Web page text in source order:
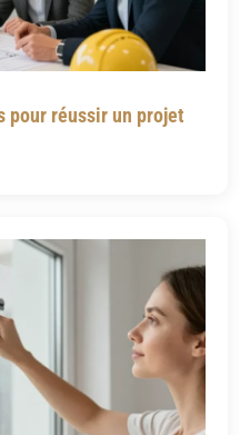
pour réussir un projet